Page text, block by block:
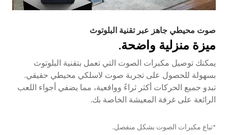
صوت محيطي جاهز عبر تقنية البلوتوث
ميزة منزلية واضحة.
يمكنك توصيل مكبرات الصوت التي تعمل بتقنية البلوتوث
بسهولة للحصول على تجربة صوت لاسلكي محيطي حقيقي.
تبدو جميع الحركات أكثر ثراءً وواقعية، مما يضفي أجواء اللعب
الرائعة على غرفة المعيشة الخاصة بك.
*تباع مكبرات الصوت بشكل منفصل.